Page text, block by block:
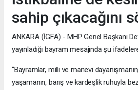
sahip çıkacağını
ANKARA (İGFA) - MHP Genel Başkanı
yayınladığı bayram mesajında şu
“Bayramlar, milli ve manevi
yaşamanın, barış ve kardeşlik ruhuyla